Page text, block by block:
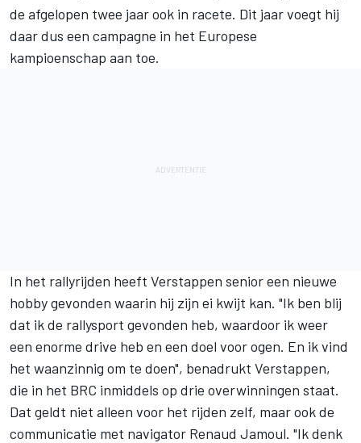
de afgelopen twee jaar ook in racete. Dit jaar voegt hij
daar dus een campagne in het Europese
kampioenschap aan toe.
In het rallyrijden heeft Verstappen senior een nieuwe
hobby gevonden waarin hij zijn ei kwijt kan. "Ik ben blij
dat ik de rallysport gevonden heb, waardoor ik weer
een enorme drive heb en een doel voor ogen. En ik vind
het waanzinnig om te doen", benadrukt Verstappen,
die in het BRC inmiddels op drie overwinningen staat.
Dat geldt niet alleen voor het rijden zelf, maar ook de
communicatie met navigator Renaud Jamoul. "Ik denk